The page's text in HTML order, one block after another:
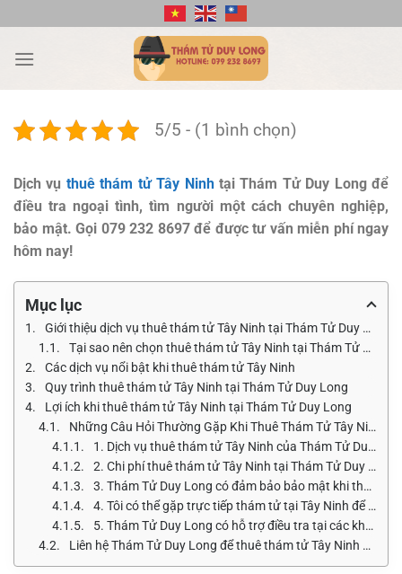
qua
nội
5/5 - (1 bình chọn)
Dịch vụ thuê thám tử Tây Ninhtại Thám Tử Duy Long để
điều tra ngoại tình, tìm người một cách chuyên nghiệp,
bảo mật. Gọi 079 232 8697 để được tư vấn miễn phí ngay
hôm nay!
Mục lục
Giới thiệu dịch vụ thuê thám tử Tây Ninh tại Thám Tử Duy Long
Tại sao nên chọn thuê thám tử Tây Ninh tại Thám Tử Duy Long?
Các dịch vụ nổi bật khi thuê thám tử Tây Ninh
Quy trình thuê thám tử Tây Ninh tại Thám Tử Duy Long
Lợi ích khi thuê thám tử Tây Ninh tại Thám Tử Duy Long
Những Câu Hỏi Thường Gặp Khi Thuê Thám Tử Tây Ninh Tại Thám Tử Duy Long
1. Dịch vụ thuê thám tử Tây Ninh của Thám Tử Duy Long bao gồm những gì?
2. Chi phí thuê thám tử Tây Ninh tại Thám Tử Duy Long là bao nhiêu?
3. Thám Tử Duy Long có đảm bảo bảo mật khi thuê thám tử tư Tây Ninh không?
4. Tôi có thể gặp trực tiếp thám tử tại Tây Ninh để trao đổi không?
5. Thám Tử Duy Long có hỗ trợ điều tra tại các khu vực nông thôn ở Tây Ninh không?
Liên hệ Thám Tử Duy Long để thuê thám tử Tây Ninh ngay hôm nay